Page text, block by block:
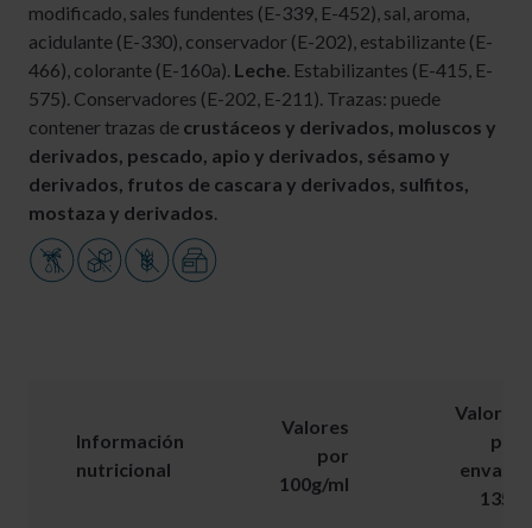
modificado, sales fundentes (E-339, E-452), sal, aroma,
acidulante (E-330), conservador (E-202), estabilizante (E-
466), colorante (E-160a). Leche. Estabilizantes (E-415, E-
575). Conservadores (E-202, E-211). Trazas: puede
contener trazas de crustáceos y derivados, moluscos y
derivados, pescado, apio y derivados, sésamo y
derivados, frutos de cascara y derivados, sulfitos,
mostaza y derivados.
Información
nutricional
Valores
por
100g/ml
Valores
por
envase
135g